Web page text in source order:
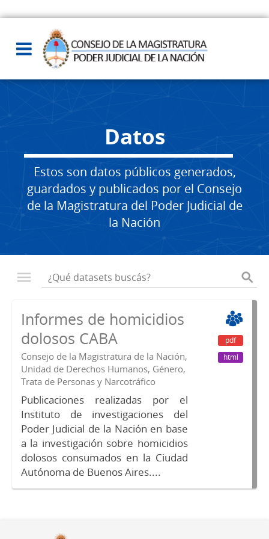
Datos
Estos son datos públicos generados,
guardados y publicados por el Consejo
de la Magistratura del Poder Judicial de
la Nación
Informes de homicidios
dolosos CABA
Consejo de la Magistratura de la Nación,
Unidad de Derechos Humanos, Género,
Trata de Personas y Narcotráfico
Publicaciones realizadas por el
Instituto de investigaciones del
Poder Judicial de la Nación en base
a la investigación sobre homicidios
dolosos consumados en la Ciudad
Autónoma de Buenos Aires....
pdf
html